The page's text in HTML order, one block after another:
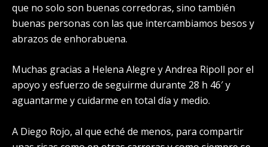
que no solo son buenas corredoras, sino también
buenas personas con las que intercambiamos besos y
abrazos de enhorabuena.
Muchas gracias a Helena Alegre y Andrea Ripoll por el
apoyo y esfuerzo de seguirme durante 28 h 46′ y
aguantarme y cuidarme en total día y medio.
A Diego Rojo, al que eché de menos, para compartir